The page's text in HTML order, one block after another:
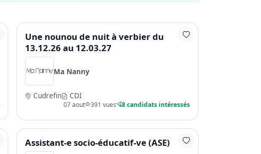
Une nounou de nuit à verbier du
13.12.26 au 12.03.27
Ma Nanny
Cudrefin CDI
07 aout 391 vues 8 candidats intéressés
Assistant-e socio-éducatif-ve (ASE)